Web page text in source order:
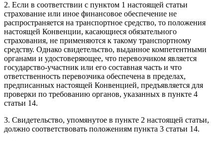
2. Если в соответствии с пунктом 1 настоящей статьи
страхование или иное финансовое обеспечение не
распространяется на транспортное средство, то положения
настоящей Конвенции, касающиеся обязательного
страхования, не применяются к такому транспортному
средству. Однако свидетельство, выданное компетентными
органами и удостоверяющее, что перевозчиком является
государство-участник или его составная часть и что
ответственность перевозчика обеспечена в пределах,
предписанных настоящей Конвенцией, предъявляется для
проверки по требованию органов, указанных в пункте 4
статьи 14.
3. Свидетельство, упомянутое в пункте 2 настоящей статьи,
должно соответствовать положениям пункта 3 статьи 14.